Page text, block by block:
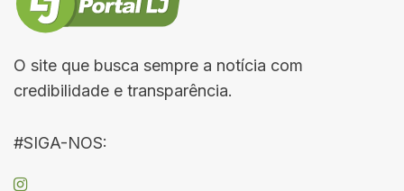
O site que busca sempre a notícia com
credibilidade e transparência.
#SIGA-NOS: